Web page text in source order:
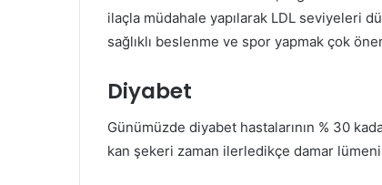
ilaçla müdahale yapılarak LDL seviyeleri
sağlıklı beslenme ve spor yapmak çok
Diyabet
Günümüzde diyabet hastalarının % 30
kan şekeri zaman ilerledikçe damar